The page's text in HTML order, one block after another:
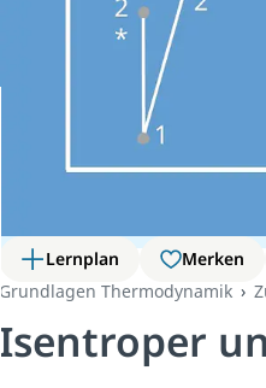
Lernplan Merken
Grundlagen Thermodynamik
Isentroper